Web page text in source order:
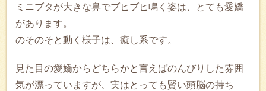
ミニブタが大きな鼻でブヒブヒ鳴く姿は、とても愛嬌
があります。
のそのそと動く様子は、癒し系です。
見た目の愛嬌からどちらかと言えばのんびりした雰囲
気が漂っていますが、実はとっても賢い頭脳の持ち